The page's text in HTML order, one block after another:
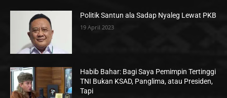
Politik Santun ala Sadap Nyaleg Lewat PKB
19 April 2023
Habib Bahar: Bagi Saya Pemimpin Tertinggi
TNI Bukan KSAD, Panglima, atau Presiden,
Tapi